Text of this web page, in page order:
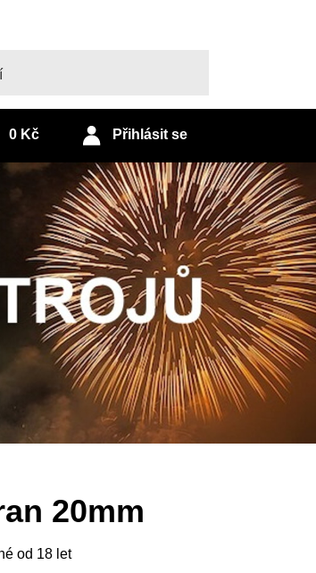
Přihlásit se
0 Kč
20mm
od 18 let